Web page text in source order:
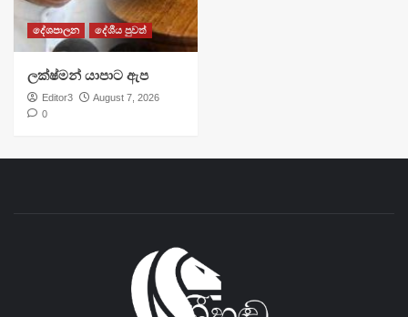
දේශපාලන දේශීය පුවත්
ලක්ෂ්මන් යාපාට ඇප
Editor3
August 7, 2026
0